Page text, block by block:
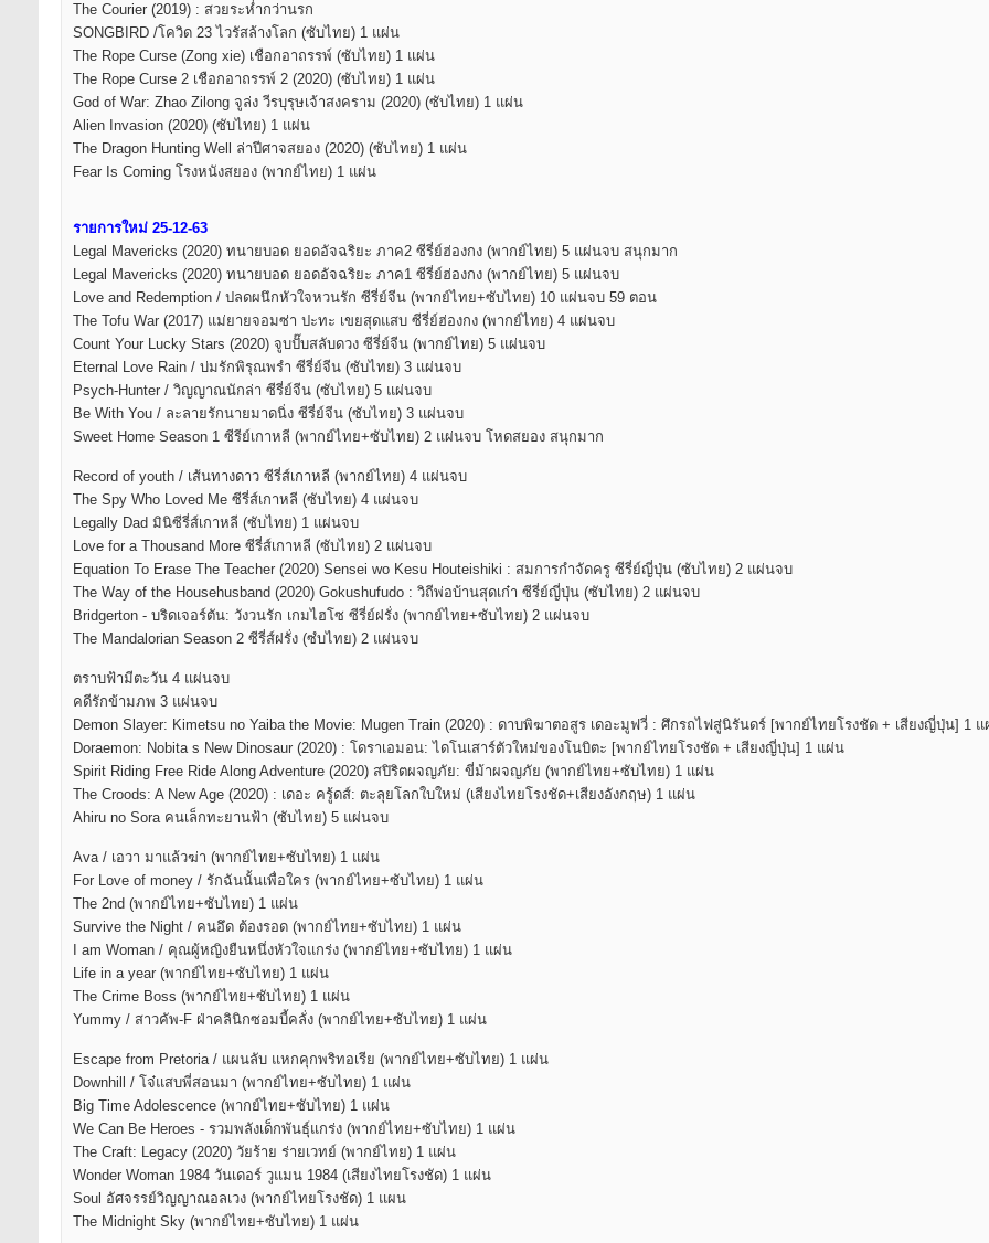
The Courier (2019) : สวยระห่ำกว่านรก
SONGBIRD /โควิด 23 ไวรัสล้างโลก (ซับไทย) 1 แผ่น
The Rope Curse (Zong xie) เชือกอาถรรพ์ (ซับไทย) 1 แผ่น
The Rope Curse 2 เชือกอาถรรพ์ 2 (2020) (ซับไทย) 1 แผ่น
God of War: Zhao Zilong จูล่ง วีรบุรุษเจ้าสงคราม (2020) (ซับไทย) 1 แผ่น
Alien Invasion (2020) (ซับไทย) 1 แผ่น
The Dragon Hunting Well ล่าปีศาจสยอง (2020) (ซับไทย) 1 แผ่น
Fear Is Coming โรงหนังสยอง (พากย์ไทย) 1 แผ่น
รายการใหม่ 25-12-63
Legal Mavericks (2020) ทนายบอด ยอดอัจฉริยะ ภาค2 ซีรี่ย์ฮ่องกง (พากย์ไทย) 5 แผ่นจบ สนุกมาก
Legal Mavericks (2020) ทนายบอด ยอดอัจฉริยะ ภาค1 ซีรี่ย์ฮ่องกง (พากย์ไทย) 5 แผ่นจบ
Love and Redemption / ปลดผนึกหัวใจหวนรัก ซีรี่ย์จีน (พากย์ไทย+ซับไทย) 10 แผ่นจบ 59 ตอน
The Tofu War (2017) แม่ยายจอมซ่า ปะทะ เขยสุดแสบ ซีรี่ย์ฮ่องกง (พากย์ไทย) 4 แผ่นจบ
Count Your Lucky Stars (2020) จูบปั๊บสลับดวง ซีรี่ย์จีน (พากย์ไทย) 5 แผ่นจบ
Eternal Love Rain / บ่มรักพิรุณพรำ ซีรี่ย์จีน (ซับไทย) 3 แผ่นจบ
Psych-Hunter / วิญญาณนักล่า ซีรี่ย์จีน (ซับไทย) 5 แผ่นจบ
Be With You / ละลายรักนายมาดนิ่ง ซีรี่ย์จีน (ซับไทย) 3 แผ่นจบ
Sweet Home Season 1 ซีรีย์เกาหลี (พากย์ไทย+ซับไทย) 2 แผ่นจบ โหดสยอง สนุกมาก
Record of youth / เส้นทางดาว ซีรี่ส์เกาหลี (พากย์ไทย) 4 แผ่นจบ
The Spy Who Loved Me ซีรี่ส์เกาหลี (ซับไทย) 4 แผ่นจบ
Legally Dad มินิซีรี่ส์เกาหลี (ซับไทย) 1 แผ่นจบ
Love for a Thousand More ซีรี่ส์เกาหลี (ซับไทย) 2 แผ่นจบ
Equation To Erase The Teacher (2020) Sensei wo Kesu Houteishiki : สมการกำจัดครู ซีรี่ย์ญี่ปุ่น (ซับไทย) 2 แผ่นจบ
The Way of the Househusband (2020) Gokushufudo : วิถีพ่อบ้านสุดเก๋า ซีรี่ย์ญี่ปุ่น (ซับไทย) 2 แผ่นจบ
Bridgerton - บริดเจอร์ตัน: วังวนรัก เกมไฮโซ ซีรี่ย์ฝรั่ง (พากย์ไทย+ซับไทย) 2 แผ่นจบ
The Mandalorian Season 2 ซีรี่ส์ฝรั่ง (ซํบไทย) 2 แผ่นจบ
ตราบฟ้ามีตะวัน 4 แผ่นจบ
คดีรักข้ามภพ 3 แผ่นจบ
Demon Slayer: Kimetsu no Yaiba the Movie: Mugen Train (2020) : ดาบพิฆาตอสูร เดอะมูฟวี่ : ศึกรถไฟสู่นิรันดร์ [พากย์ไทยโรงชัด + เสียงญี่ปุ่น] 1
Doraemon: Nobita s New Dinosaur (2020) : โดราเอมอน: ไดโนเสาร์ตัวใหม่ของโนบิตะ [พากย์ไทยโรงชัด + เสียงญี่ปุ่น] 1 แผ่น
Spirit Riding Free Ride Along Adventure (2020) สปิริตผจญภัย: ขี่ม้าผจญภัย (พากย์ไทย+ซับไทย) 1 แผ่น
The Croods: A New Age (2020) : เดอะ ครู้ดส์: ตะลุยโลกใบใหม่ (เสียงไทยโรงชัด+เสียงอังกฤษ) 1 แผ่น
Ahiru no Sora คนเล็กทะยานฟ้า (ซับไทย) 5 แผ่นจบ
Ava / เอวา มาแล้วฆ่า (พากย์ไทย+ซับไทย) 1 แผ่น
For Love of money / รักฉันนั้นเพื่อใคร (พากย์ไทย+ซับไทย) 1 แผ่น
The 2nd (พากย์ไทย+ซับไทย) 1 แผ่น
Survive the Night / คนอึด ต้องรอด (พากย์ไทย+ซับไทย) 1 แผ่น
I am Woman / คุณผู้หญิงยืนหนึ่งหัวใจแกร่ง (พากย์ไทย+ซับไทย) 1 แผ่น
Life in a year (พากย์ไทย+ซับไทย) 1 แผ่น
The Crime Boss (พากย์ไทย+ซับไทย) 1 แผ่น
Yummy / สาวคัพ-F ฝ่าคลินิกซอมบี้คลั่ง (พากย์ไทย+ซับไทย) 1 แผ่น
Escape from Pretoria / แผนลับ แหกคุกพริทอเรีย (พากย์ไทย+ซับไทย) 1 แผ่น
Downhill / โจ๋แสบพี่สอนมา (พากย์ไทย+ซับไทย) 1 แผ่น
Big Time Adolescence (พากย์ไทย+ซับไทย) 1 แผ่น
We Can Be Heroes - รวมพลังเด็กพันธุ์แกร่ง (พากย์ไทย+ซับไทย) 1 แผ่น
The Craft: Legacy (2020) วัยร้าย ร่ายเวทย์ (พากย์ไทย) 1 แผ่น
Wonder Woman 1984 วันเดอร์ วูแมน 1984 (เสียงไทยโรงชัด) 1 แผ่น
Soul อัศจรรย์วิญญาณอลเวง (พากย์ไทยโรงชัด) 1 แผน
The Midnight Sky (พากย์ไทย+ซับไทย) 1 แผ่น